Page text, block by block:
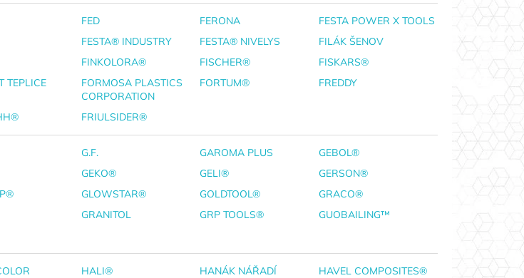
FED FERONA
FESTA POWER X TOOLS
FESTA® INDUSTRY FESTA® NIVELYS
FILÁK ŠENOV
FINKOLORA® FISCHER®
FISKARS®
TEPLICE
FORMOSA PLASTICS
CORPORATION
FORTUM® FREDDY
FRIULSIDER®
G.F. GAROMA PLUS
GEBOL®
GEKO® GELI®
GERSON®
GLOWSTAR® GOLDTOOL®
GRACO®
GRANITOL GRP TOOLS®
GUOBAILING™
HALI® HANÁK NÁŘADÍ
HAVEL COMPOSITES®